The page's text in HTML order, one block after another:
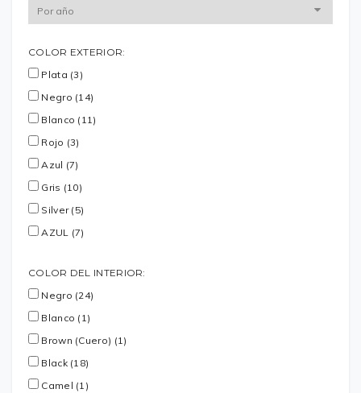
COLOR EXTERIOR:
Plata (3)
Negro (14)
Blanco (11)
Rojo (3)
Azul (7)
Gris (10)
Silver (5)
AZUL (7)
COLOR DEL INTERIOR:
Negro (24)
Blanco (1)
Brown (Cuero) (1)
Black (18)
Camel (1)